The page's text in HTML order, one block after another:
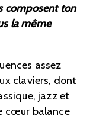
composent ton
la même
assez
claviers, dont
jazz et
cœur balance